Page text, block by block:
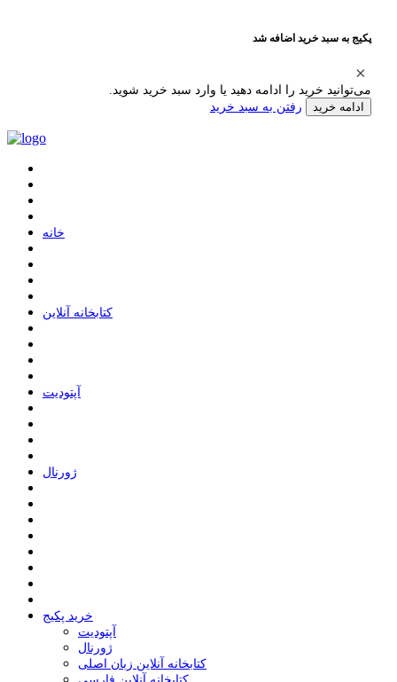
پکیج به سبد خرید اضافه شد
می‌توانید خرید را ادامه دهید یا وارد سبد خرید شوید.
ادامه خرید رفتن به سبد خرید
ﺧﺎﻧﻪ
ﮐﺘﺎﺑﺨﺎﻧﻪ ﺁﻧﻼﯾﻦ
ﺁﭘﺘﻮﺩﯾﺖ
ﮊﻭﺭﻧﺎﻝ
خرید پکیج
ﺁﭘﺘﻮﺩﯾﺖ
ﮊﻭﺭﻧﺎﻝ
کتابخانه آنلاین زبان اصلی